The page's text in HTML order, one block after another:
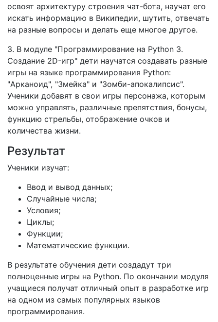
освоят архитектуру строения чат-бота, научат его
искать информацию в Википедии, шутить, отвечать
на разные вопросы и делать еще многое другое.
3. В модуле "Программирование на Python 3.
Создание 2D-игр" дети научатся создавать разные
игры на языке программирования Python:
"Арканоид", "Змейка" и "Зомби-апокалипсис".
Ученики добавят в свои игры персонажа, которым
можно управлять, различные препятствия, бонусы,
функцию стрельбы, отображение очков и
количества жизни.
Результат
Ученики изучат:
Ввод и вывод данных;
Случайные числа;
Условия;
Циклы;
Функции;
Математические функции.
В результате обучения дети создадут три
полноценные игры на Python. По окончании модуля
учащиеся получат отличный опыт в разработке игр
на одном из самых популярных языков
программирования.